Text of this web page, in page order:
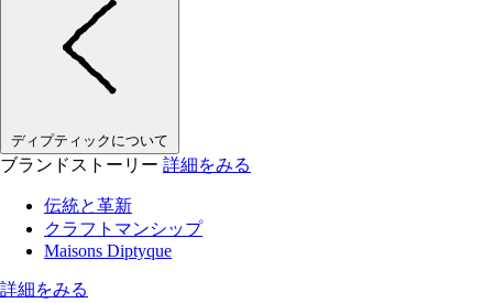
ディプティックについて
ブランドストーリー 詳細をみる
伝統と革新
クラフトマンシップ
Maisons Diptyque
詳細をみる